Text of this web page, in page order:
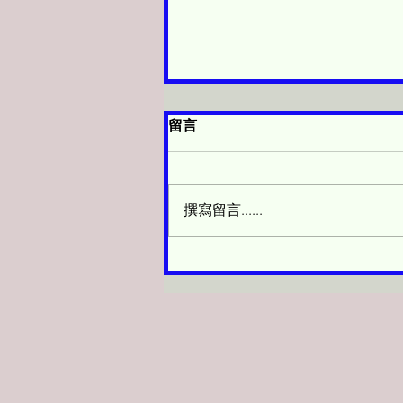
🔥 三天大促銷！
留言
撰寫留言......